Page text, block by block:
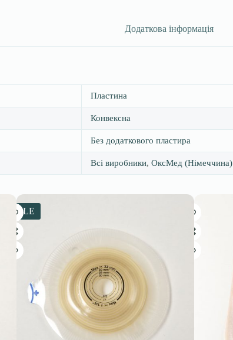
Додаткова інформація
Пластина
Конвексна
Без додаткового пластира
Всі виробники, ОксМед (Німеччина)